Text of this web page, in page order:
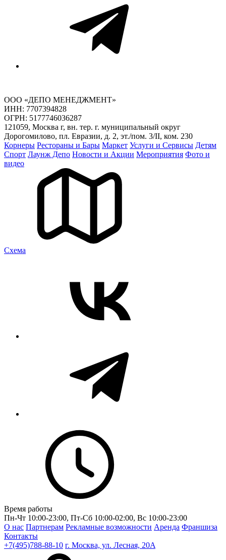
ООО «ДЕПО МЕНЕДЖМЕНТ»
ИНН: 7707394828
ОГРН: 5177746036287
121059, Москва г, вн. тер. г. муниципальный округ
Дорогомилово, пл. Евразии, д. 2, эт./пом. 3/II, ком. 230
Корнеры Рестораны и Бары Маркет Услуги и Сервисы Детям
Спорт Лаунж Депо Новости и Акции Мероприятия Фото и
видео
Cхема
Время работы
Пн-Чт 10:00-23:00, Пт-Сб 10:00-02:00, Вс 10:00-23:00
О нас Партнерам Рекламные возможности Аренда Франшиза
Контакты
+7(495)788-88-10 г. Москва, ул. Лесная, 20A